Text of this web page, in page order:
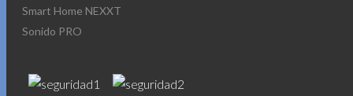
Smart Home NEXXT
Sonido PRO